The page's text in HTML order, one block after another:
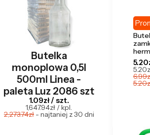
Butelka
monoplowa 0,5l
500ml Linea -
paleta Luz 2086 szt
1.09zł / szt.
1,647.94zł / kpl.
2,273.74zł- najtaniej z 30 dni